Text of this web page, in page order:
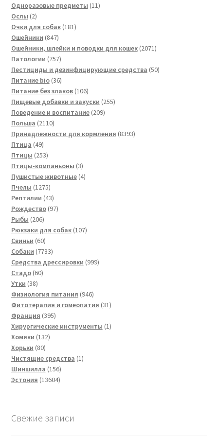
товаров
Одноразовые предметы 1111
Ослы 22
товара
Очки для собак 181181
Ошейники 847847
товаров
Ошейники, шлейки и поводки для кошек 20712071
Патологии 757757
товаров
Пестициды и дезинфицирующие средства 5050
Питание bio 3636
товаров
Питание без злаков 106106
товаров
Пищевые добавки и закуски 255255
Поведение и воспитание 209209
Польша 21102110
товаров
Принадлежности для кормления 83938393
Птица 4949
товаров
Птицы 253253
товара
Птицы-компаньоны 33
товара
Пушистые животные 44
Пчелы 12751275
товаров
Рептилии 4343
товара
Рождество 9797
Рыбы 206206
товаров
Рюкзаки для собак 107107
Свиньи 6060
товаров
Собаки 77337733
товара
Средства дрессировки 999999
Стадо 6060
Утки 3838
товаров
Физиология питания 946946
товаров
Фитотерапия и гомеопатия 3131
Франция 395395
товаров
Хирургические инструменты 11
Хомяки 132132
Хорьки 8080
товаров
Чистящие средства 11
Шиншилла 156156
товаров
Эстония 1360413604
Свежие записи